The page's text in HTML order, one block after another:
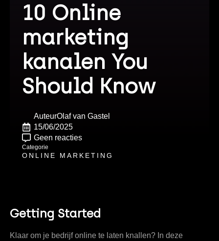
10 Online
marketing
kanalen You
Should Know
AuteurOlaf van Gastel
15/06/2025
Geen reacties
Categorie
ONLINE MARKETING
Getting Started
Klaar om je bedrijf online te laten knallen? In deze